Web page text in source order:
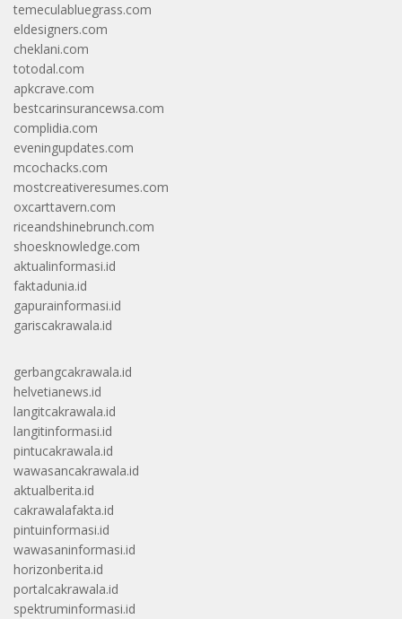
temeculabluegrass.com
eldesigners.com
cheklani.com
totodal.com
apkcrave.com
bestcarinsurancewsa.com
complidia.com
eveningupdates.com
mcochacks.com
mostcreativeresumes.com
oxcarttavern.com
riceandshinebrunch.com
shoesknowledge.com
aktualinformasi.id
faktadunia.id
gapurainformasi.id
gariscakrawala.id
gerbangcakrawala.id
helvetianews.id
langitcakrawala.id
langitinformasi.id
pintucakrawala.id
wawasancakrawala.id
aktualberita.id
cakrawalafakta.id
pintuinformasi.id
wawasaninformasi.id
horizonberita.id
portalcakrawala.id
spektruminformasi.id